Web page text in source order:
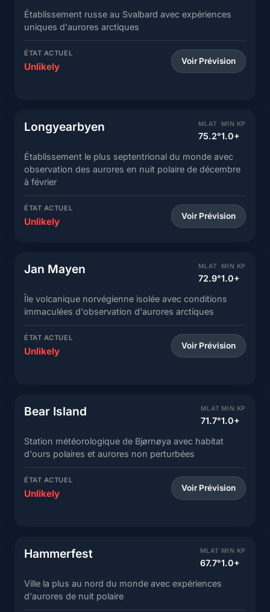
Établissement russe au Svalbard avec expériences
uniques d'aurores arctiques
ÉTAT ACTUEL
Unlikely Voir Prévision
Longyearbyen MLAT
75.2°
MIN KP
1.0+
Établissement le plus septentrional du monde avec
observation des aurores en nuit polaire de décembre
à février
ÉTAT ACTUEL
Unlikely Voir Prévision
Jan Mayen MLAT
72.9°
MIN KP
1.0+
Île volcanique norvégienne isolée avec conditions
immaculées d'observation d'aurores arctiques
ÉTAT ACTUEL
Unlikely Voir Prévision
Bear Island MLAT
71.7°
MIN KP
1.0+
Station météorologique de Bjørnøya avec habitat
d'ours polaires et aurores non perturbées
ÉTAT ACTUEL
Unlikely Voir Prévision
Hammerfest MLAT
67.7°
MIN KP
1.0+
Ville la plus au nord du monde avec expériences
d'aurores de nuit polaire